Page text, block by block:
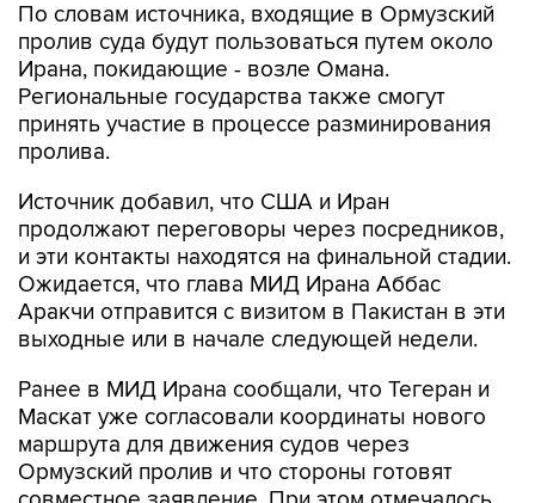
По словам источника, входящие в Ормузский
пролив суда будут пользоваться путем около
Ирана, покидающие - возле Омана.
Региональные государства также смогут
принять участие в процессе разминирования
пролива.
Источник добавил, что США и Иран
продолжают переговоры через посредников,
и эти контакты находятся на финальной стадии.
Ожидается, что глава МИД Ирана Аббас
Аракчи отправится с визитом в Пакистан в эти
выходные или в начале следующей недели.
Ранее в МИД Ирана сообщали, что Тегеран и
Маскат уже согласовали координаты нового
маршрута для движения судов через
Ормузский пролив и что стороны готовят